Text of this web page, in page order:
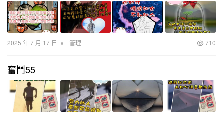
2025 年 7 月 17 日 • 管理 710
奮鬥55